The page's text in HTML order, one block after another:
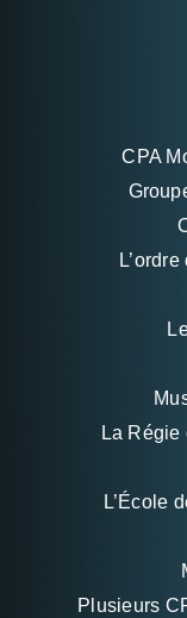
CPA
La
L’École
Plusieurs